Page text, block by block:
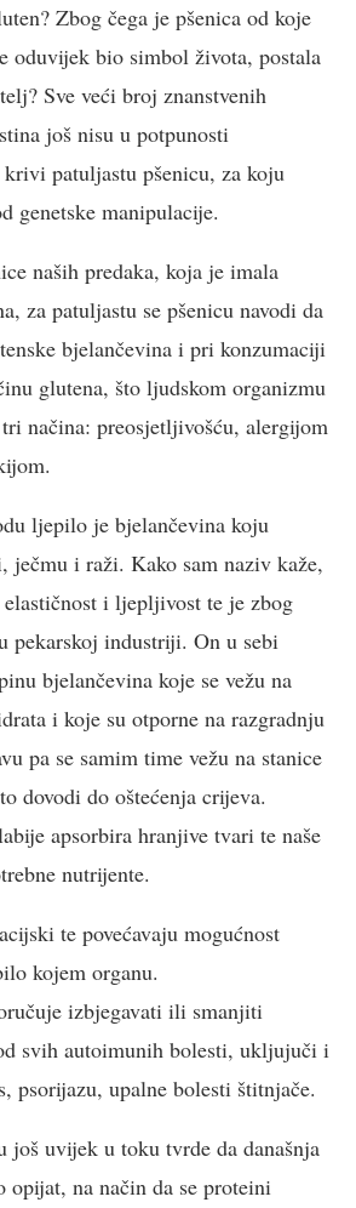
Zbog čega je pšenica od koje
oduvijek bio simbol života, postala
Sve veći broj znanstvenih
još nisu u potpunosti
krivi patuljastu pšenicu, za koju
genetske manipulacije.
naših predaka, koja je imala
za patuljastu se pšenicu navodi da
bjelančevina i pri konzumaciji
glutena, što ljudskom organizmu
načina: preosjetljivošću, alergijom
ljepilo je bjelančevina koju
ječmu i raži. Kako sam naziv kaže,
elastičnost i ljepljivost te je zbog
pekarskoj industriji. On u sebi
bjelančevina koje se vežu na
i koje su otporne na razgradnju
pa se samim time vežu na stanice
dovodi do oštećenja crijeva.
apsorbira hranjive tvari te naše
nutrijente.
te povećavaju mogućnost
kojem organu.
izbjegavati ili smanjiti
svih autoimunih bolesti, ukljujuči i
psorijazu, upalne bolesti štitnjače.
još uvijek u toku tvrde da današnja
opijat, na način da se proteini